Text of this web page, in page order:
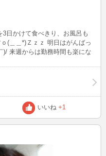
日かけて食べきり、お風呂も
(＿＿*)Ｚｚｚ 明日はがんばっ
)/ 来週からは勤務時間も楽にな
いいね +1